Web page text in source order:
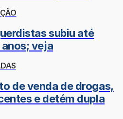
subiu até
veja
de venda de drogas,
e detém dupla